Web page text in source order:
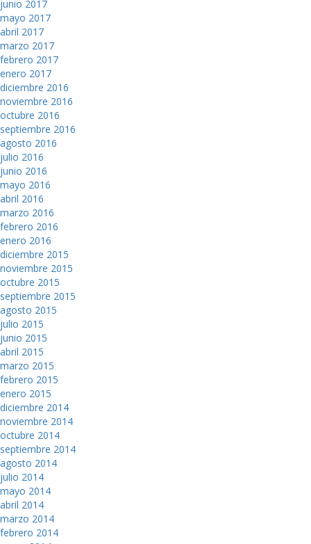
junio 2017
mayo 2017
abril 2017
marzo 2017
febrero 2017
enero 2017
diciembre 2016
noviembre 2016
octubre 2016
septiembre 2016
agosto 2016
julio 2016
junio 2016
mayo 2016
abril 2016
marzo 2016
febrero 2016
enero 2016
diciembre 2015
noviembre 2015
octubre 2015
septiembre 2015
agosto 2015
julio 2015
junio 2015
abril 2015
marzo 2015
febrero 2015
enero 2015
diciembre 2014
noviembre 2014
octubre 2014
septiembre 2014
agosto 2014
julio 2014
mayo 2014
abril 2014
marzo 2014
febrero 2014